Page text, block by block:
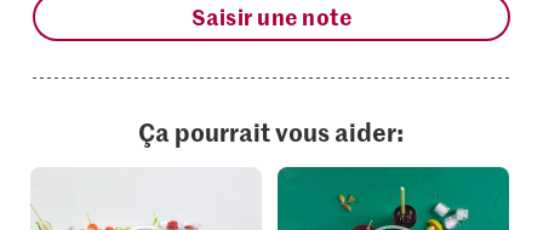
Saisir une note
Ça pourrait vous aider: